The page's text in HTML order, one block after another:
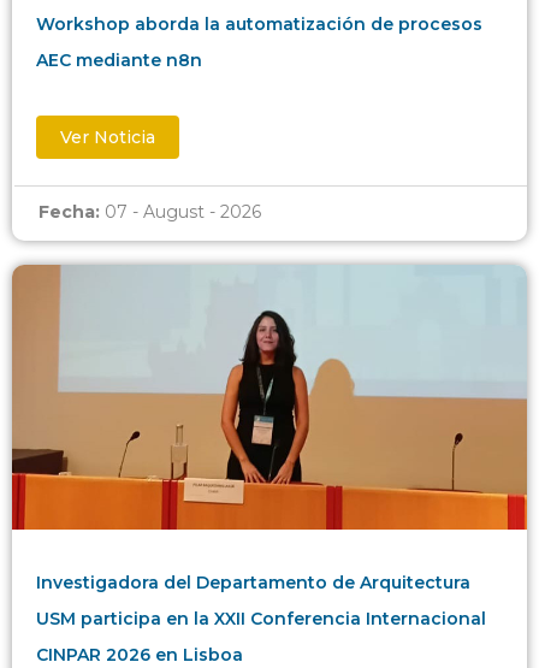
Workshop aborda la automatización de procesos
AEC mediante n8n
Ver Noticia
Fecha: 07 - August - 2026
Investigadora del Departamento de Arquitectura
USM participa en la XXII Conferencia Internacional
CINPAR 2026 en Lisboa